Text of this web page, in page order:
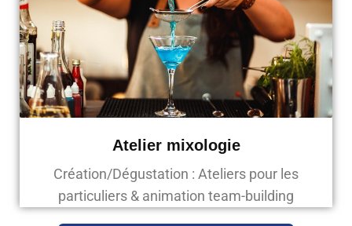
Atelier mixologie
Création/Dégustation : Ateliers pour les
particuliers & animation team-building